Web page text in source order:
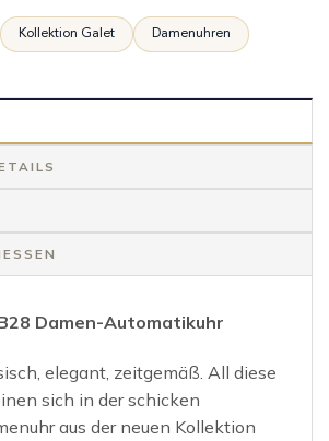
Kollektion Galet Damenuhren
Damen-Automatikuhr
elegant, zeitgemäß. All diese
sich in der schicken
aus der neuen Kollektion